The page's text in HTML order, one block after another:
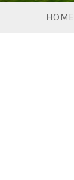
HOME